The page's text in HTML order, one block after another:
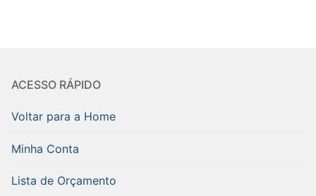
ACESSO RÁPIDO
Voltar para a Home
Minha Conta
Lista de Orçamento